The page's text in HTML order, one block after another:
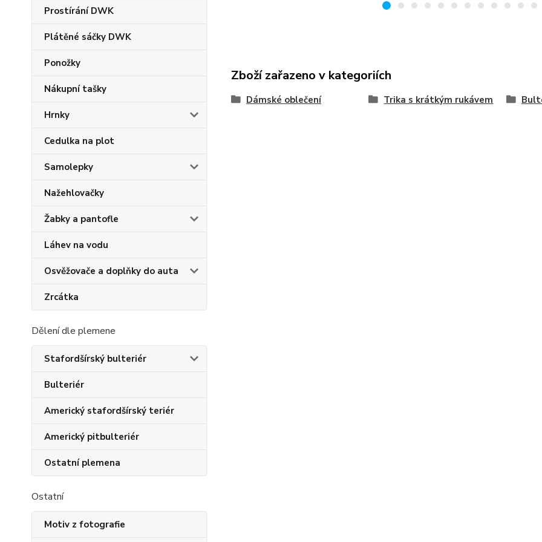
Prostírání DWK
Plátěné sáčky DWK
Ponožky
Nákupní tašky
Hrnky
Cedulka na plot
Samolepky
Nažehlovačky
Žabky a pantofle
Láhev na vodu
Osvěžovače a doplňky do auta
Zrcátka
Dělení dle plemene
Stafordšírský bulteriér
Bulteriér
Americký stafordšírský teriér
Americký pitbulteriér
Ostatní plemena
Ostatní
Motiv z fotografie
Zboží zařazeno v kategoriích
Dámské oblečení Trika s krátkým rukávem